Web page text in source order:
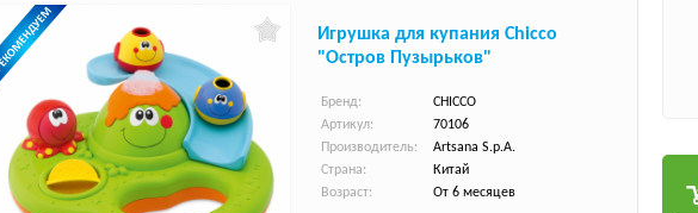
Игрушка для купания Chicco
"Остров Пузырьков"
Бренд:
CHICCO
Артикул:
70106
Производитель:
Artsana S.p.A.
Страна:
Китай
Возраст:
От 6 месяцев